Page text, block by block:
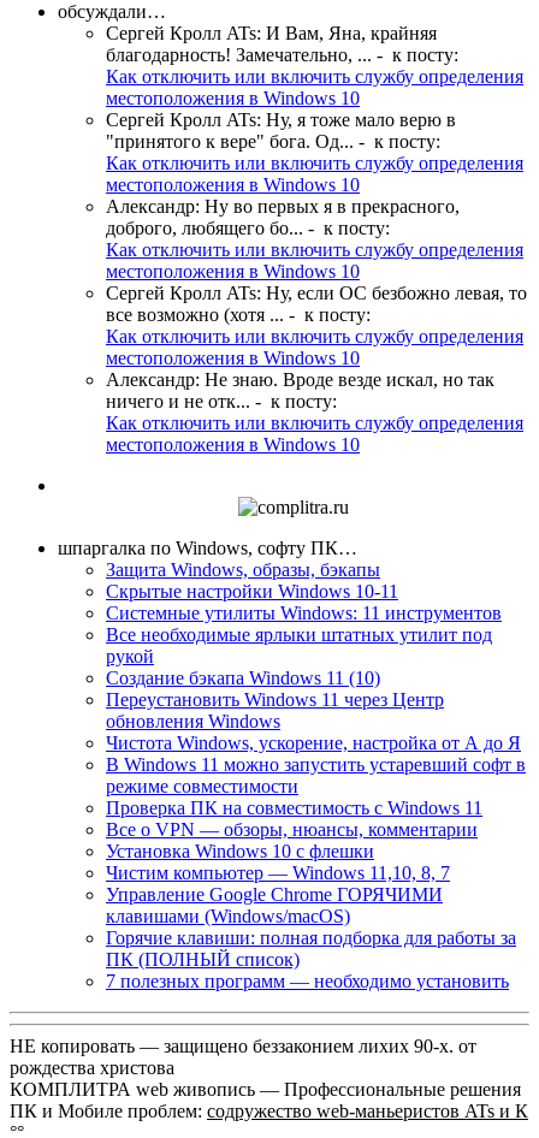
обсуждали…
Сергей Кролл ATs: И Вам, Яна, крайняя
благодарность! Замечательно, ... - к посту:
Как отключить или включить службу определения
местоположения в Windows 10
Сергей Кролл ATs: Ну, я тоже мало верю в
"принятого к вере" бога. Од... - к посту:
Как отключить или включить службу определения
местоположения в Windows 10
Александр: Ну во первых я в прекрасного,
доброго, любящего бо... - к посту:
Как отключить или включить службу определения
местоположения в Windows 10
Сергей Кролл ATs: Ну, если ОС безбожно левая, то
все возможно (хотя ... - к посту:
Как отключить или включить службу определения
местоположения в Windows 10
Александр: Не знаю. Вроде везде искал, но так
ничего и не отк... - к посту:
Как отключить или включить службу определения
местоположения в Windows 10
шпаргалка по Windows, софту ПК…
Защита Windows, образы, бэкапы
Скрытые настройки Windows 10-11
Системные утилиты Windows: 11 инструментов
Все необходимые ярлыки штатных утилит под
рукой
Создание бэкапа Windows 11 (10)
Переустановить Windows 11 через Центр
обновления Windows
Чистота Windows, ускорение, настройка от А до Я
В Windows 11 можно запустить устаревший софт в
режиме совместимости
Проверка ПК на совместимость с Windows 11
Все о VPN — обзоры, нюансы, комментарии
Установка Windows 10 с флешки
Чистим компьютер — Windows 11,10, 8, 7
Управление Google Chrome ГОРЯЧИМИ
клавишами (Windows/macOS)
Горячие клавиши: полная подборка для работы за
ПК (ПОЛНЫЙ список)
7 полезных программ — необходимо установить
НЕ копировать — защищено беззаконием лихих 90-х. от
рождества христова
КОМПЛИТРА web живопись — Профессиональные решения
ПК и Мобиле проблем: содружество web-маньеристов ATs и К
°°